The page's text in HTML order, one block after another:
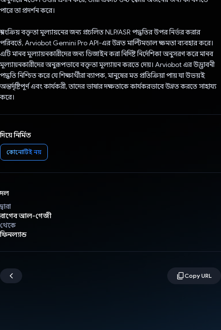
পারে তা প্রদর্শন করে।
স্বয়ংক্রিয় বক্তৃতা মূল্যায়নের জন্য প্রচলিত NLP/ASR পদ্ধতির উপর নির্ভর করার
পরিবর্তে, Arviobot Gemini Pro API-এর উন্নত মাল্টিমডাল ক্ষমতা ব্যবহার করে।
এটি মানব মূল্যায়নকারীদের জন্য ডিজাইন করা নির্দিষ্ট নির্দেশিকা অনুসরণ করে মানব
মূল্যায়নকারীদের অনুরূপভাবে বক্তৃতা মূল্যায়ন করতে দেয়। Arviobot এর উদ্ভাবনী
পদ্ধতি নিশ্চিত করে যে শিক্ষার্থীরা ব্যাপক, মানুষের মত প্রতিক্রিয়া পায় যা উভয়ই
অন্তর্দৃষ্টিপূর্ণ এবং কার্যকরী, তাদের ভাষার দক্ষতাকে কার্যকরভাবে উন্নত করতে সাহায্য
করে।
দিয়ে নির্মিত
কোনোটিই নয়
দল
দ্বারা
রাগেব আল-গেজী
থেকে
ফিনল্যান্ড